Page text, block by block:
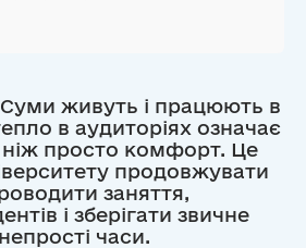
Суми живуть і працюють в
в аудиторіях означає
ніж просто комфорт. Це
продовжувати
заняття,
і зберігати звичне
часи.